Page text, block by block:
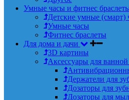
Умные часы и фитнес
Детские умные (смарт)
Умные часы
Фитнес браслеты
Для дома и дачи
3D картины
Аксессуары для
Держатели для
Дозаторы для
Дозаторы для